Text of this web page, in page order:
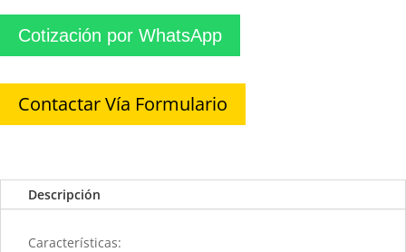
Cotización por WhatsApp
Contactar Vía Formulario
Descripción
Características: